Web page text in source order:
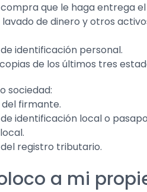
que le haga entrega
de dinero y otros
identificación personal.
de los últimos tres
sociedad:
firmante.
identificación local o
registro tributario.
a mi